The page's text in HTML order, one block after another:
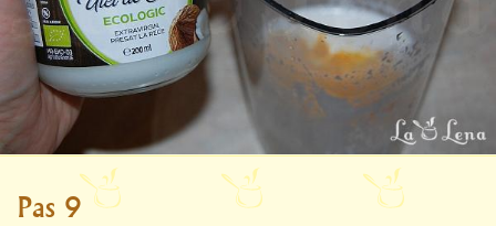
Pas 9